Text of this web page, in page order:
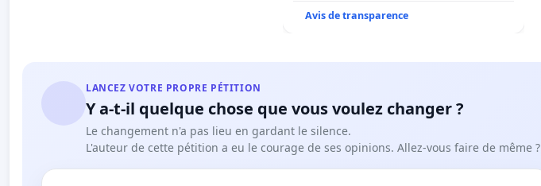
Avis de transparence
LANCEZ VOTRE PROPRE PÉTITION
Y a-t-il quelque chose que vous voulez changer ?
Le changement n'a pas lieu en gardant le silence.
L'auteur de cette pétition a eu le courage de ses opinions. Allez-vous faire de même ?